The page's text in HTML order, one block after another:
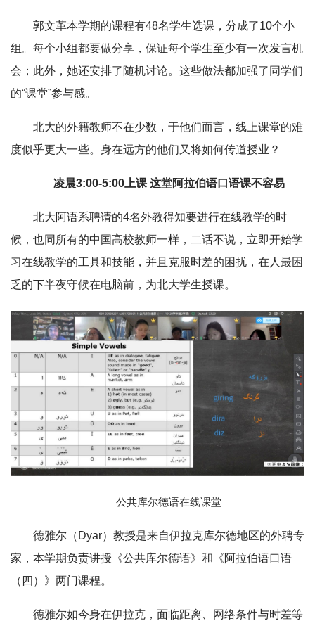
郭文革本学期的课程有48名学生选课，分成了10个小
组。每个小组都要做分享，保证每个学生至少有一次发言机
会；此外，她还安排了随机讨论。这些做法都加强了同学们
的“课堂”参与感。
北大的外籍教师不在少数，于他们而言，线上课堂的难
度似乎更大一些。身在远方的他们又将如何传道授业？
凌晨3:00-5:00上课 这堂阿拉伯语口语课不容易
北大阿语系聘请的4名外教得知要进行在线教学的时
候，也同所有的中国高校教师一样，二话不说，立即开始学
习在线教学的工具和技能，并且克服时差的困扰，在人最困
乏的下半夜守候在电脑前，为北大学生授课。
公共库尔德语在线课堂
德雅尔（Dyar）教授是来自伊拉克库尔德地区的外聘专
家，本学期负责讲授《公共库尔德语》和《阿拉伯语口语
（四）》两门课程。
德雅尔如今身在伊拉克，面临距离、网络条件与时差等